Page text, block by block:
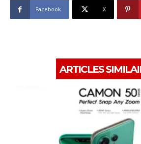
Facebook X
ARTICLES